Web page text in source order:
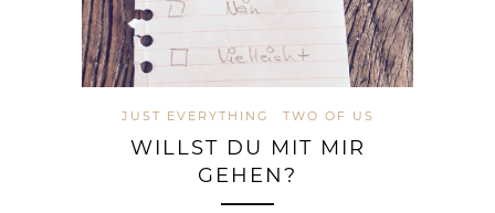
JUST EVERYTHING TWO OF US
WILLST DU MIT MIR
GEHEN?